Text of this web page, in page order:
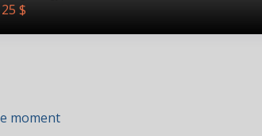
25 $
moment